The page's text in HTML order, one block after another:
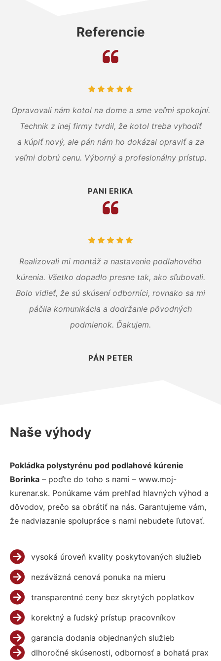
Referencie
Opravovali nám kotol na dome a sme veľmi spokojní.
Technik z inej firmy tvrdil, že kotol treba vyhodiť
a kúpiť nový, ale pán nám ho dokázal opraviť a za
veľmi dobrú cenu. Výborný a profesionálny prístup.
PANI ERIKA
Realizovali mi montáž a nastavenie podlahového
kúrenia. Všetko dopadlo presne tak, ako sľubovali.
Bolo vidieť, že sú skúsení odborníci, rovnako sa mi
páčila komunikácia a dodržanie pôvodných
podmienok. Ďakujem.
PÁN PETER
Naše výhody
Pokládka polystyrénu pod podlahové kúrenie
Borinka – poďte do toho s nami – www.moj-
kurenar.sk. Ponúkame vám prehľad hlavných výhod a
dôvodov, prečo sa obrátiť na nás. Garantujeme vám,
že nadviazanie spolupráce s nami nebudete ľutovať.
vysoká úroveň kvality poskytovaných služieb
nezáväzná cenová ponuka na mieru
transparentné ceny bez skrytých poplatkov
korektný a ľudský prístup pracovníkov
garancia dodania objednaných služieb
dlhoročné skúsenosti, odbornosť a bohatá prax